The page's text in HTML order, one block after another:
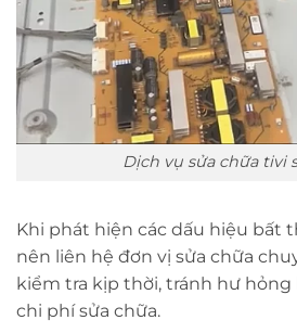
Dịch vụ sửa chữa tivi
Khi phát hiện các dấu hiệu bất
nên liên hệ đơn vị sửa chữa
kiểm tra kịp thời, tránh hư hỏng
chi phí sửa chữa.